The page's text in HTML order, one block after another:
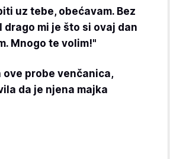
uz tebe, obećavam. Bez
drago mi je što si ovaj dan
Mnogo te volim!"
ove probe venčanica,
da je njena majka